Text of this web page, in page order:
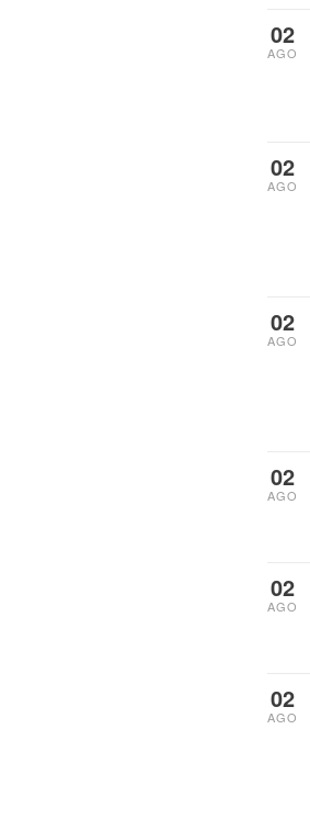
02
AGO
02
AGO
02
AGO
02
AGO
02
AGO
02
AGO